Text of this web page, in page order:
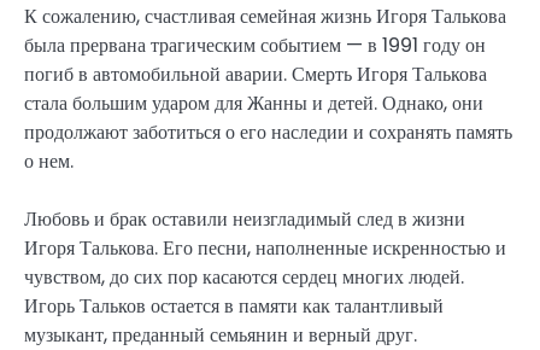
К сожалению, счастливая семейная жизнь Игоря Талькова
была прервана трагическим событием — в 1991 году он
погиб в автомобильной аварии. Смерть Игоря Талькова
стала большим ударом для Жанны и детей. Однако, они
продолжают заботиться о его наследии и сохранять память
о нем.
Любовь и брак оставили неизгладимый след в жизни
Игоря Талькова. Его песни, наполненные искренностью и
чувством, до сих пор касаются сердец многих людей.
Игорь Тальков остается в памяти как талантливый
музыкант, преданный семьянин и верный друг.